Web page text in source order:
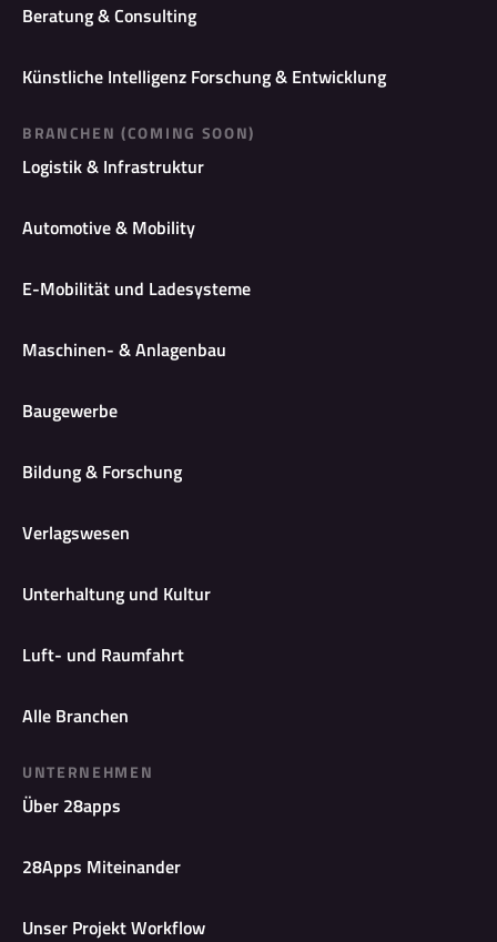
Beratung & Consulting
Künstliche Intelligenz Forschung & Entwicklung
BRANCHEN (COMING SOON)
Logistik & Infrastruktur
Automotive & Mobility
E-Mobilität und Ladesysteme
Maschinen- & Anlagenbau
Baugewerbe
Bildung & Forschung
Verlagswesen
Unterhaltung und Kultur
Luft- und Raumfahrt
Alle Branchen
UNTERNEHMEN
Über 28apps
28Apps Miteinander
Unser Projekt Workflow